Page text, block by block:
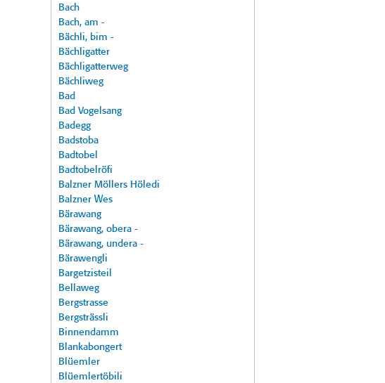
Bach
Bach, am -
Bächli, bim -
Bächligatter
Bächligatterweg
Bächliweg
Bad
Bad Vogelsang
Badegg
Badstoba
Badtobel
Badtobelröfi
Balzner Möllers Höledi
Balzner Wes
Bärawang
Bärawang, obera -
Bärawang, undera -
Bärawengli
Bargetzisteil
Bellaweg
Bergstrasse
Bergsträssli
Binnendamm
Blankabongert
Blüemler
Blüemlertöbili